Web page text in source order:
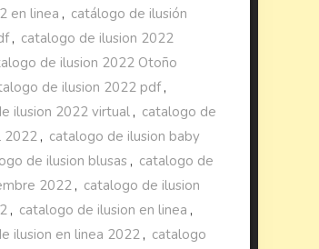
en linea , catálogo de ilusión
, catalogo de ilusion 2022
de ilusion 2022 Otoño
de ilusion 2022 pdf,
ilusion 2022 virtual , catalogo de
2022 , catalogo de ilusion baby
de ilusion blusas , catalogo de
2022 , catalogo de ilusion
, catalogo de ilusion en linea ,
ilusion en linea 2022 , catalogo